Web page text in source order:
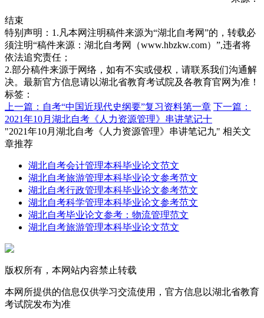
结束
特别声明：1.凡本网注明稿件来源为“湖北自考网”的，转载必
须注明“稿件来源：湖北自考网（www.hbzkw.com）”,违者将
依法追究责任；
2.部分稿件来源于网络，如有不实或侵权，请联系我们沟通解
决。最新官方信息请以湖北省教育考试院及各教育官网为准！
标签：
上一篇：自考“中国近现代史纲要”复习资料第一章 下一篇：
2021年10月湖北自考《人力资源管理》串讲笔记十
"2021年10月湖北自考《人力资源管理》串讲笔记九" 相关文
章推荐
湖北自考会计管理本科毕业论文范文
湖北自考旅游管理本科毕业论文参考范文
湖北自考行政管理本科毕业论文参考范文
湖北自考科学管理本科毕业论文参考范文
湖北自考毕业论文参考：物流管理范文
湖北自考旅游管理本科毕业论文范文
版权所有，本网站内容禁止转载
本网所提供的信息仅供学习交流使用，官方信息以湖北省教育
考试院发布为准